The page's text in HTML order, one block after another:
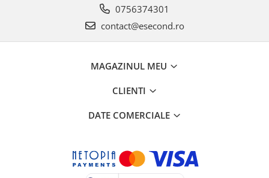
Castroane si adapatori animale
Igiena animale de companie
Mobila si transport animale de
Zgarzi, lese si hamuri
Desktop PC & Monitoare
0756374301
contact@esecond.ro
MAGAZINUL MEU
CLIENTI
DATE COMERCIALE